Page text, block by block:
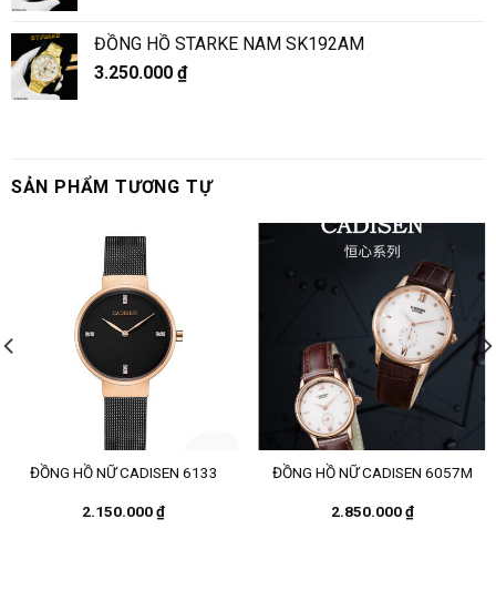
ĐỒNG HỒ STARKE NAM SK192AM
3.250.000 ₫
SẢN PHẨM TƯƠNG TỰ
ĐỒNG HỒ NỮ CADISEN 6133
2.150.000₫
ĐỒNG HỒ NỮ CADISEN 6057M
2.850.000₫